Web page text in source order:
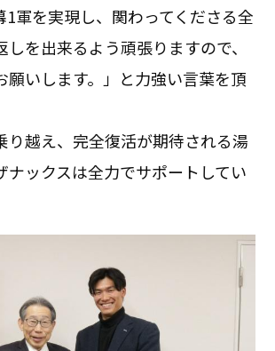
1軍を実現し、関わってくださる全
を出来るよう頑張りますので、
願いします。」と力強い言葉を頂
り越え、完全復活が期待される湯
ナックスは全力でサポートしてい